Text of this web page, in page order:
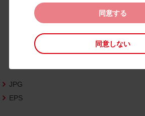
また、当社は、下記のCAD図デー
（以下「CAD図データ利用規約」
に同意いただいたお客様に限定
D図ダウンロードページで公開
いいます）の利用を許諾いたし
同意する
同意しない
JPG
EPS